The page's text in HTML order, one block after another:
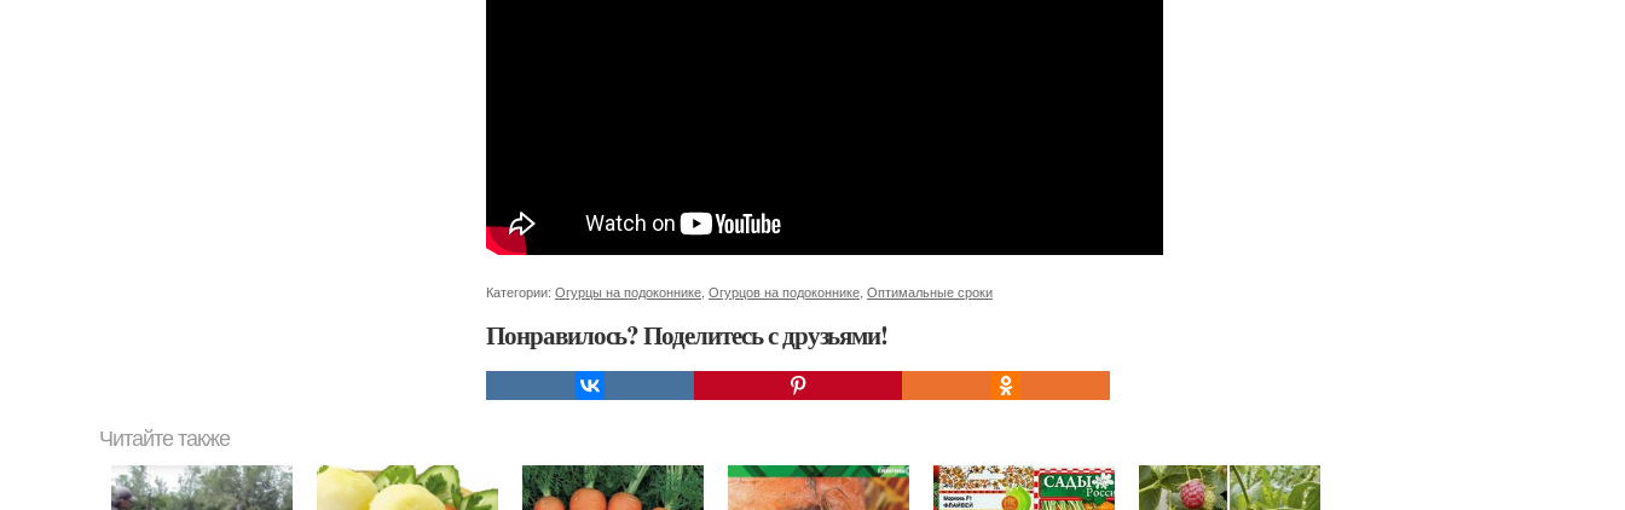
Категории: Огурцы на подоконнике Огурцов на подоконнике Оптимальные сроки
Понравилось? Поделитесь с друзьями!
Читайте также